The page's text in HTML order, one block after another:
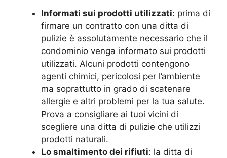
Informati sui prodotti utilizzati: prima di
firmare un contratto con una ditta di
pulizie è assolutamente necessario che il
condominio venga informato sui prodotti
utilizzati. Alcuni prodotti contengono
agenti chimici, pericolosi per l’ambiente
ma soprattutto in grado di scatenare
allergie e altri problemi per la tua salute.
Prova a consigliare ai tuoi vicini di
scegliere una ditta di pulizie che utilizzi
prodotti naturali.
Lo smaltimento dei rifiuti: la ditta di